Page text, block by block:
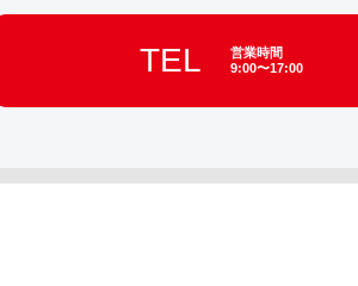
TEL
営業時間
9:00〜17:00